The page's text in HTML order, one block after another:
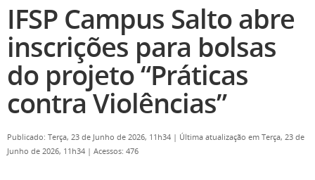
IFSP Campus Salto abre
inscrições para bolsas
do projeto “Práticas
contra Violências”
Publicado: Terça, 23 de Junho de 2026, 11h34 | Última atualização em Terça, 23 de
Junho de 2026, 11h34 | Acessos: 476